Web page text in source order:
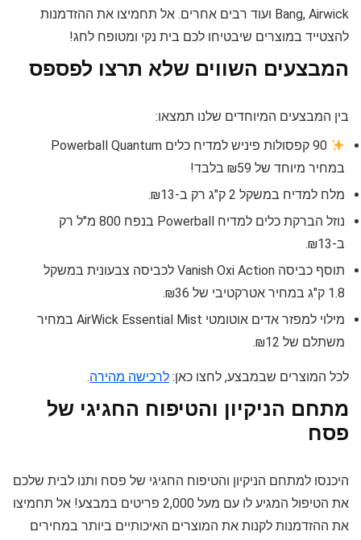
Bang, Airwick ועוד רבים אחרים. אל תחמיצו את ההזדמנות
להצטייד במוצרים שיבטיחו לכם בית נקי ומטופח לחג!
המבצעים השווים שלא תרצו לפספס
בין המבצעים המיוחדים שלנו תמצאו:
90 קפסולות פיניש למדיח כלים Powerball Quantum
במחיר מיוחד של ₪59 בלבד!
מלח למדיח במשקל 2 ק"ג רק ב-₪13.
נוזל הברקת כלים למדיח Powerball בנפח 800 מ"ל רק
ב-₪13.
תוסף כביסה Vanish Oxi Action לכביסה צבעונית במשקל
1.8 ק"ג במחיר אטרקטיבי של ₪36.
מילוי למפזר אדים אוטומטי AirWick Essential Mist במחיר
משתלם של ₪12.
לכל המוצרים שבמבצע, לחצו כאן: לרכישה מהירה.
מתחם הניקיון והטיפוח החגיגי של
פסח
היכנסו למתחם הניקיון והטיפוח החגיגי של פסח ותנו לבית שלכם
את הטיפול המגיע לו עם מעל 2,000 פריטים במבצע! אל תחמיצו
את ההזדמנות לקנות את המוצרים האיכותיים ביותר במחירים